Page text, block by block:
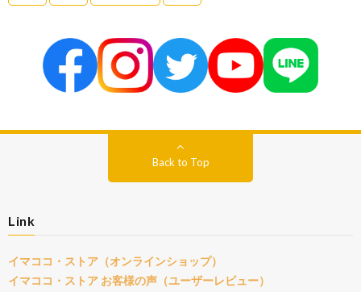
Back to Top
Link
イマココ・ストア（オンラインショップ）
イマココ・ストア お客様の声（ユーザーレビュー）